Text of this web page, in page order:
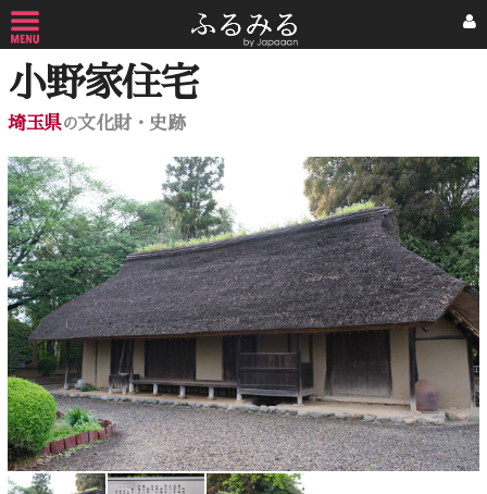
小野家住宅
埼玉県の文化財・史跡